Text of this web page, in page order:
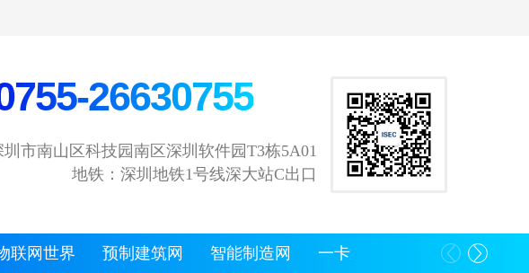
26630755
市南山区科技园南区深圳软件园T3栋5A01
地铁：深圳地铁1号线深大站C出口
联网世界 预制建筑网 智能制造网 一卡通世界网